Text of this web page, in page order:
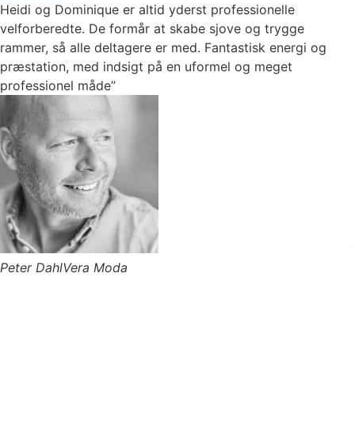
Heidi og Dominique er altid yderst professionelle
velforberedte. De formår at skabe sjove og trygge
rammer, så alle deltagere er med. Fantastisk energi og
præstation, med indsigt på en uformel og meget
professionel måde”
Peter DahlVera Moda